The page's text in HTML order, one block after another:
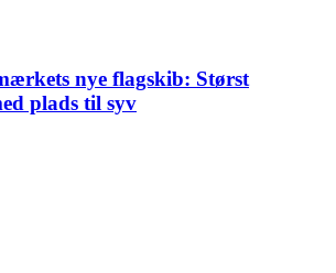
nye flagskib: Størst
plads til syv